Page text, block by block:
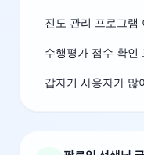
진도 관리 프로그램
수행평가 점수 확인
갑자기 사용자가 많